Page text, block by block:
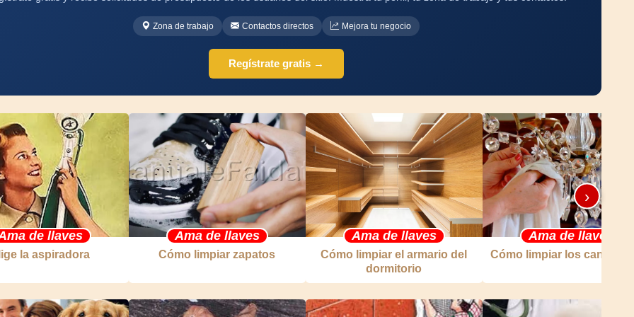
Zona de trabajo Contactos directos Mejora tu negocio
Regístrate gratis →
de llaves
la aspiradora
Ama de llaves
Cómo limpiar zapatos
Ama de llaves
Cómo limpiar el armario del
dormitorio
Ama de llaves
Cómo limpiar los
›